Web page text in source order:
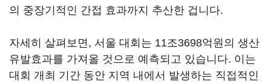
의 중장기적인 간접 효과까지 추산한 겁니다.
자세히 살펴보면, 서울 대회는 11조3698억원의 생산
유발효과를 가져올 것으로 예측되고 있습니다. 이는
대회 개최 기간 동안 지역 내에서 발생하는 직접적인